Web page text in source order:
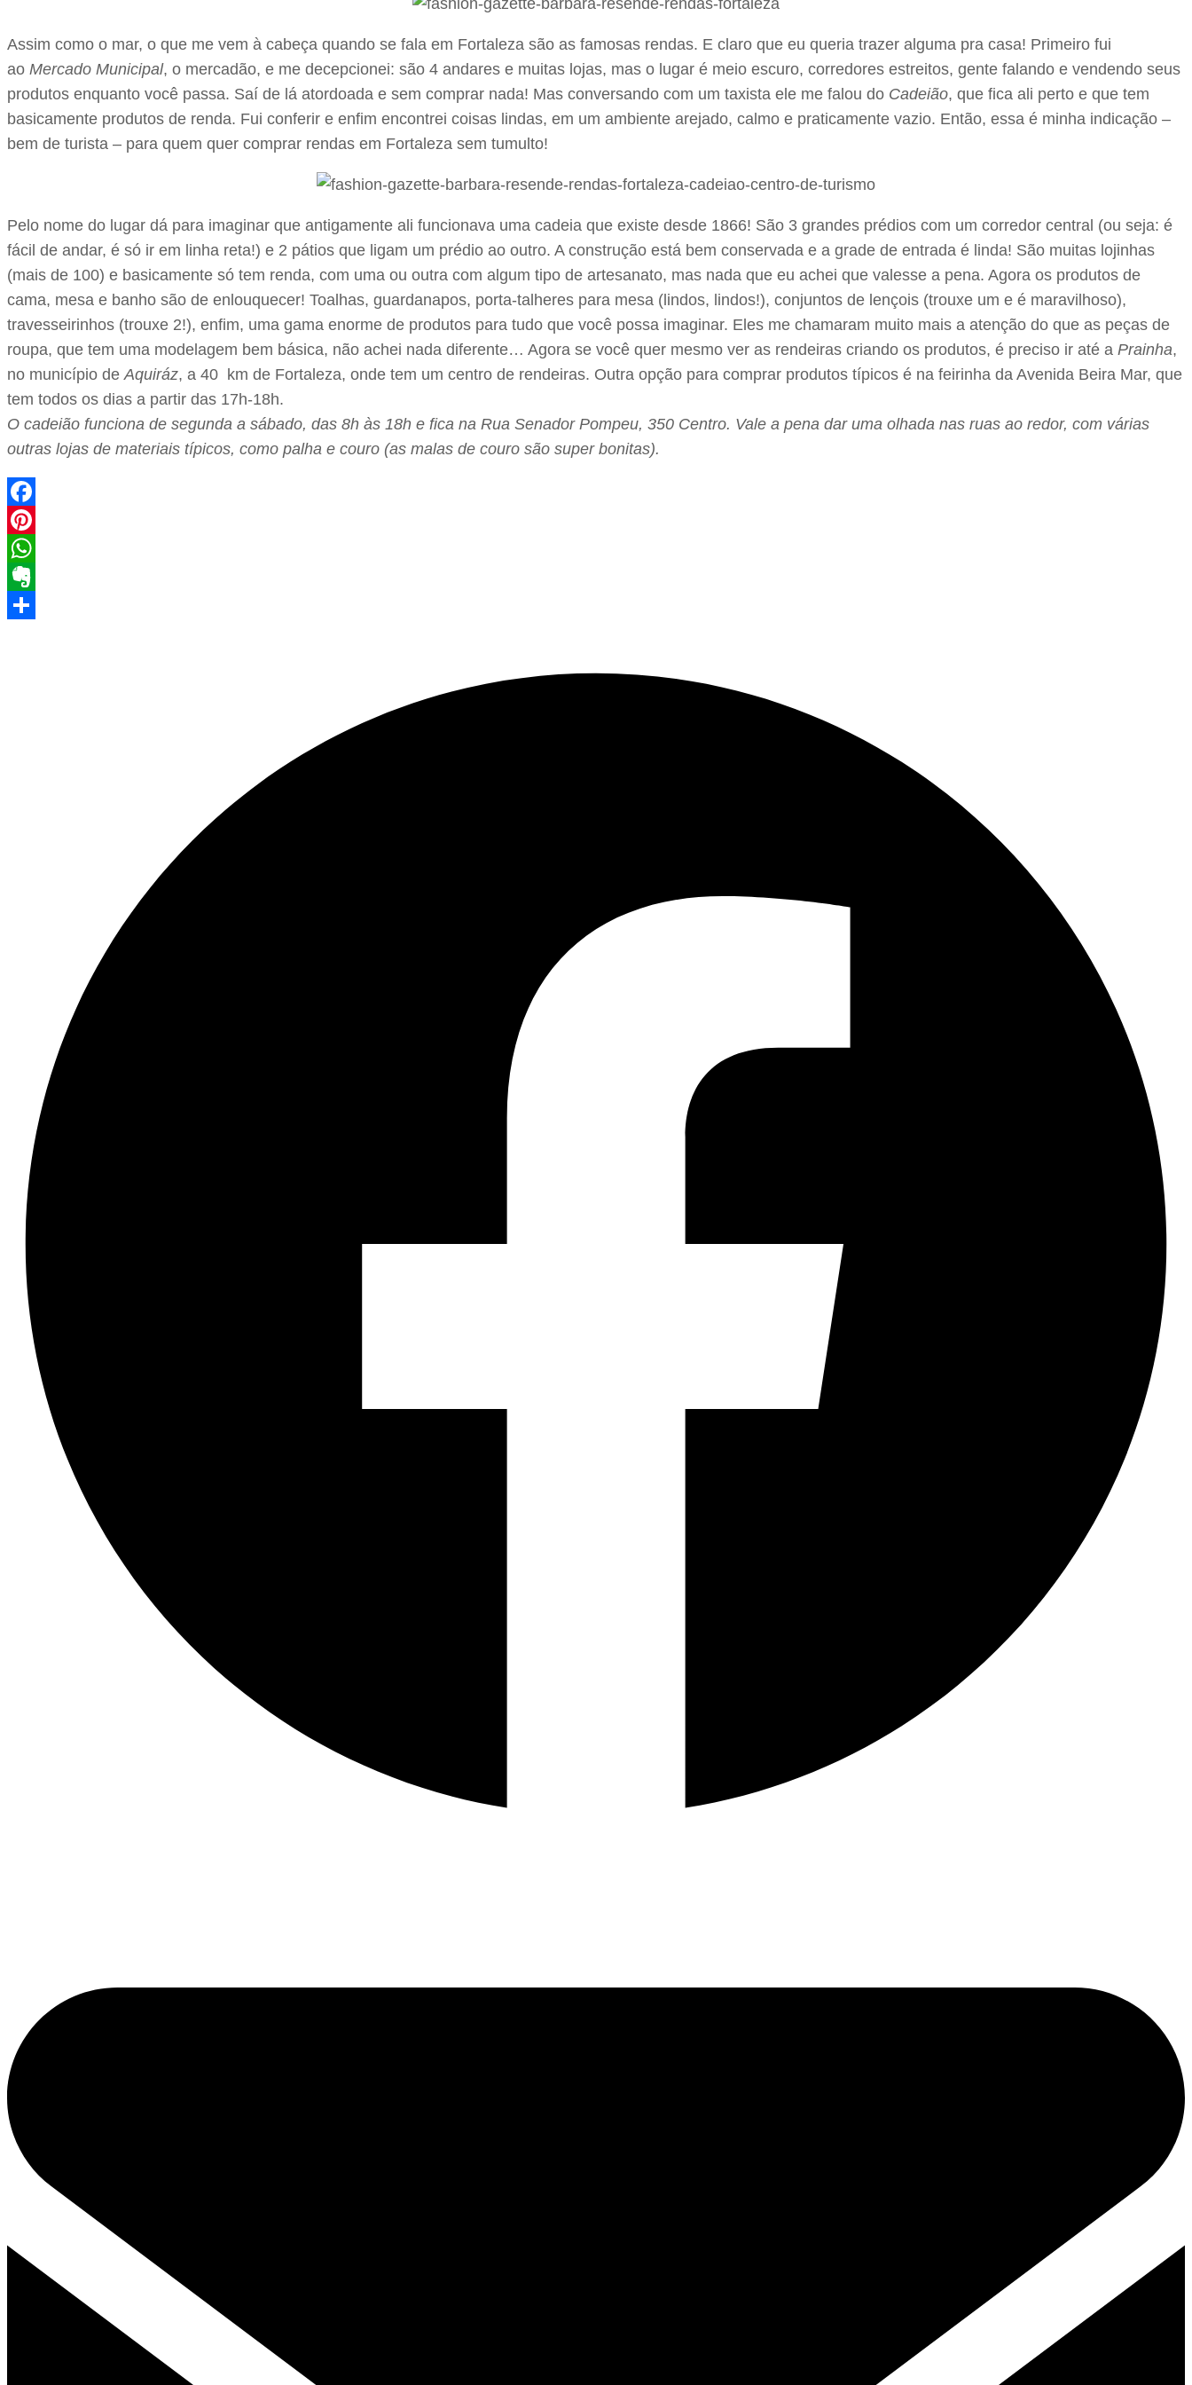
Assim como o mar, o que me vem à cabeça quando se fala em Fortaleza são as famosas rendas. E claro que eu queria trazer alguma pra casa! Primeiro fui
ao Mercado Municipal, o mercadão, e me decepcionei: são 4 andares e muitas lojas, mas o lugar é meio escuro, corredores estreitos, gente falando e vendendo seus
produtos enquanto você passa. Saí de lá atordoada e sem comprar nada! Mas conversando com um taxista ele me falou do Cadeião, que fica ali perto e que tem
basicamente produtos de renda. Fui conferir e enfim encontrei coisas lindas, em um ambiente arejado, calmo e praticamente vazio. Então, essa é minha indicação –
bem de turista – para quem quer comprar rendas em Fortaleza sem tumulto!
Pelo nome do lugar dá para imaginar que antigamente ali funcionava uma cadeia que existe desde 1866! São 3 grandes prédios com um corredor central (ou seja: é
fácil de andar, é só ir em linha reta!) e 2 pátios que ligam um prédio ao outro. A construção está bem conservada e a grade de entrada é linda! São muitas lojinhas
(mais de 100) e basicamente só tem renda, com uma ou outra com algum tipo de artesanato, mas nada que eu achei que valesse a pena. Agora os produtos de
cama, mesa e banho são de enlouquecer! Toalhas, guardanapos, porta-talheres para mesa (lindos, lindos!), conjuntos de lençois (trouxe um e é maravilhoso),
travesseirinhos (trouxe 2!), enfim, uma gama enorme de produtos para tudo que você possa imaginar. Eles me chamaram muito mais a atenção do que as peças de
roupa, que tem uma modelagem bem básica, não achei nada diferente… Agora se você quer mesmo ver as rendeiras criando os produtos, é preciso ir até a Prainha,
no município de Aquiráz, a 40 km de Fortaleza, onde tem um centro de rendeiras. Outra opção para comprar produtos típicos é na feirinha da Avenida Beira Mar, que
tem todos os dias a partir das 17h-18h.
O cadeião funciona de segunda a sábado, das 8h às 18h e fica na Rua Senador Pompeu, 350 Centro. Vale a pena dar uma olhada nas ruas ao redor, com várias
outras lojas de materiais típicos, como palha e couro (as malas de couro são super bonitas).
Facebook
Pinterest
WhatsApp
Evernote